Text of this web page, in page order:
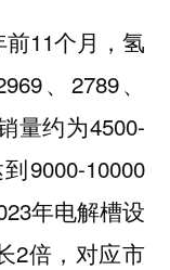
11个月，氢
、2789、
量约为4500-
9000-10000
年电解槽设
2倍，对应市